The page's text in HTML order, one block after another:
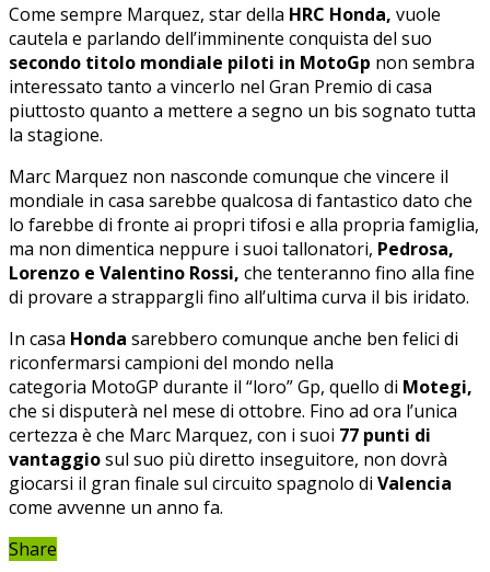
Come sempre Marquez, star della HRC Honda, vuole
cautela e parlando dell’imminente conquista del suo
secondo titolo mondiale piloti in MotoGp non sembra
interessato tanto a vincerlo nel Gran Premio di casa
piuttosto quanto a mettere a segno un bis sognato tutta
la stagione.
Marc Marquez non nasconde comunque che vincere il
mondiale in casa sarebbe qualcosa di fantastico dato che
lo farebbe di fronte ai propri tifosi e alla propria famiglia,
ma non dimentica neppure i suoi tallonatori, Pedrosa,
Lorenzo e Valentino Rossi, che tenteranno fino alla fine
di provare a strappargli fino all’ultima curva il bis iridato.
In casa Honda sarebbero comunque anche ben felici di
riconfermarsi campioni del mondo nella
categoria MotoGP durante il “loro” Gp, quello di Motegi,
che si disputerà nel mese di ottobre. Fino ad ora l’unica
certezza è che Marc Marquez, con i suoi 77 punti di
vantaggiosul suo più diretto inseguitore, non dovrà
giocarsi il gran finale sul circuito spagnolo di Valencia
come avvenne un anno fa.
Share